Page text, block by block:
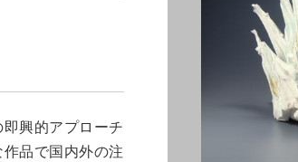
興的アプローチ
品で国内外の注